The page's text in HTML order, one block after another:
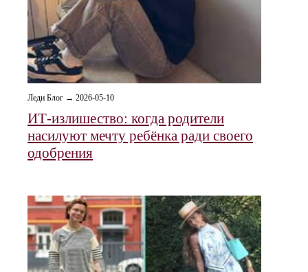
Леди Блог → 2026-05-10
ИТ-излишество: когда родители
насилуют мечту ребёнка ради своего
одобрения